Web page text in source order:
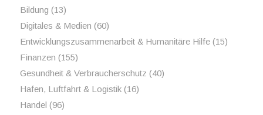
Bildung (13)
Digitales & Medien (60)
Entwicklungszusammenarbeit & Humanitäre Hilfe(15)
Finanzen (155)
Gesundheit & Verbraucherschutz (40)
Hafen, Luftfahrt & Logistik(16)
Handel (96)